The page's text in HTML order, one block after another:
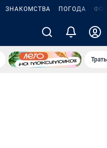
ЗНАКОМСТВА ПОГОДА